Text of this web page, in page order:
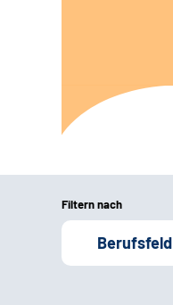
Filtern nach
Berufsfeld